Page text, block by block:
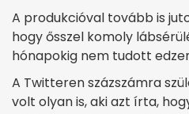
A produkcióval tovább is
hogy ősszel komoly
hónapokig nem tudott
A Twitteren százszámra
volt olyan is, aki azt írta,